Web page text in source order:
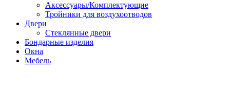
Аксессуары/Комплектующие
Тройники для воздухоотводов
Двери
Стеклянные двери
Бондарные изделия
Окна
Мебель